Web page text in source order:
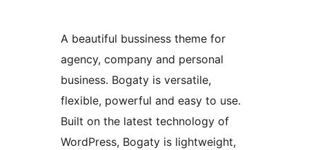
A beautiful bussiness theme for
agency, company and personal
business. Bogaty is versatile,
flexible, powerful and easy to use.
Built on the latest technology of
WordPress, Bogaty is lightweight,